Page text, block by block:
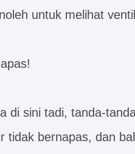
untuk melihat
di sini tadi, tanda-
tidak bernapas, dan